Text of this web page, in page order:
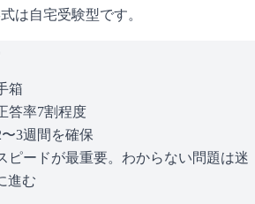
は自宅受験型です。
箱
答率7割程度
3週間を確保
ピードが最重要。わからない問題は迷
進む